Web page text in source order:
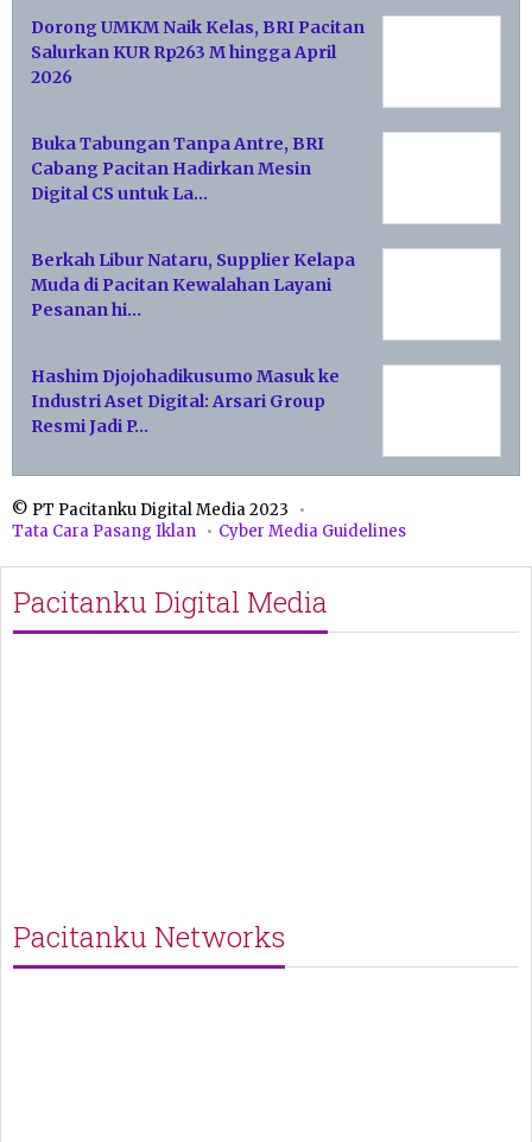
Dorong UMKM Naik Kelas, BRI Pacitan
Salurkan KUR Rp263 M hingga April
2026
Buka Tabungan Tanpa Antre, BRI
Cabang Pacitan Hadirkan Mesin
Digital CS untuk La…
Berkah Libur Nataru, Supplier Kelapa
Muda di Pacitan Kewalahan Layani
Pesanan hi…
Hashim Djojohadikusumo Masuk ke
Industri Aset Digital: Arsari Group
Resmi Jadi P…
© PT Pacitanku Digital Media 2023
Tata Cara Pasang Iklan
Cyber Media Guidelines
Pacitanku Digital Media
Pacitanku Networks